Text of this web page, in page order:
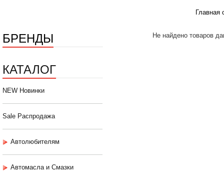
Главная
БРЕНДЫ
КАТАЛОГ
NEW Новинки
Sale Распродажа
Автолюбителям
Автомасла и Смазки
Не найдено товаров